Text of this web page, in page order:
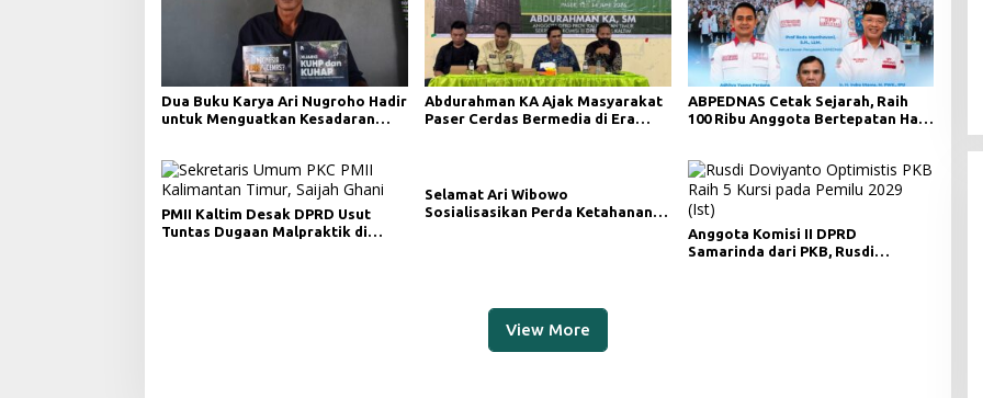
Dua Buku Karya Ari Nugroho Hadir
untuk Menguatkan Kesadaran
Keadilan dan transparansi
keterbukaan informasi publik
Abdurahman KA Ajak Masyarakat
Paser Cerdas Bermedia di Era
ABPEDNAS Cetak Sejarah, Raih
100 Ribu Anggota Bertepatan Hari
PMII Kaltim Desak DPRD Usut
Tuntas Dugaan Malpraktik di
Selamat Ari Wibowo
Sosialisasikan Perda Ketahanan
Anggota Komisi II DPRD
Samarinda dari PKB, Rusdi
View More